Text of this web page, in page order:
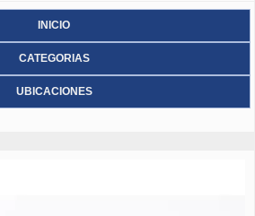
INICIO
CATEGORIAS
UBICACIONES